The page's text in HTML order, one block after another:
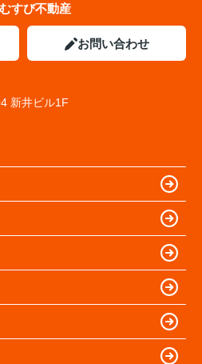
すび不動産
お問い合わせ
新井ビル1F